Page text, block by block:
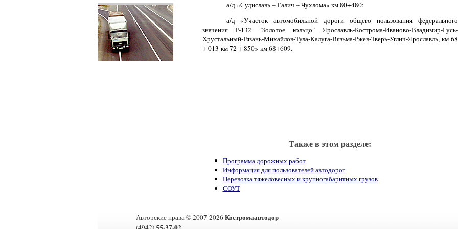
а/д «Судиславь – Галич – Чухлома» км 80+480;
а/д «Участок автомобильной дороги общего пользования федерального
значения Р-132 "Золотое кольцо" Ярославль-Кострома-Иваново-Владимир-Гусь-
Хрустальный-Рязань-Михайлов-Тула-Калуга-Вязьма-Ржев-Тверь-Углич-Ярославль, км 68
+ 013-км 72 + 850» км 68+609.
Также в этом разделе:
Программа дорожных работ
Информация для пользователей автодорог
Перевозка тяжеловесных и крупногабаритных грузов
СОУТ
Авторские права © 2007-2026Костромаавтодор